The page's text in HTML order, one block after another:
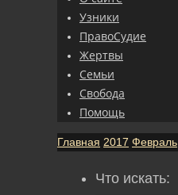
Узники
ПравоСудие
Жертвы
Семьи
Свобода
Помощь
Главная 2017 Февраль
Что искать: